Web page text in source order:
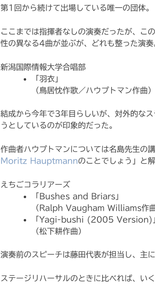
第1回から続けて出場している唯一の団体。
ここまでは指揮者なしの演奏だったが、こ
性の異なる4曲が並ぶが、どれも整った演奏
新潟国際情報大学合唱部
「羽衣」
（鳥居忱作歌／ハウプトマン作曲）
結成から今年で3年目らしいが、対外的な
うとしているのが印象的だった。
作曲者ハウプトマンについては名島先生の
Moritz Hauptmannのことでしょう」と
えちごコラリアーズ
「Bushes and Briars」
（Ralph Vaugham Williams作曲
「Yagi-bushi (2005 Version)
（松下耕作曲）
演奏前のスピーチは藤田代表が担当し、
ステージリハーサルのときに比べれば、い